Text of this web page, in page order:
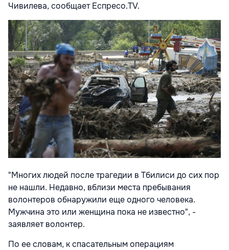
Чивилева, сообщает Еспресо.TV.
"Многих людей после трагедии в Тбилиси до сих пор
не нашли. Недавно, вблизи места пребывания
волонтеров обнаружили еще одного человека.
Мужчина это или женщина пока не известно", -
заявляет волонтер.
По ее словам, к спасательным операциям